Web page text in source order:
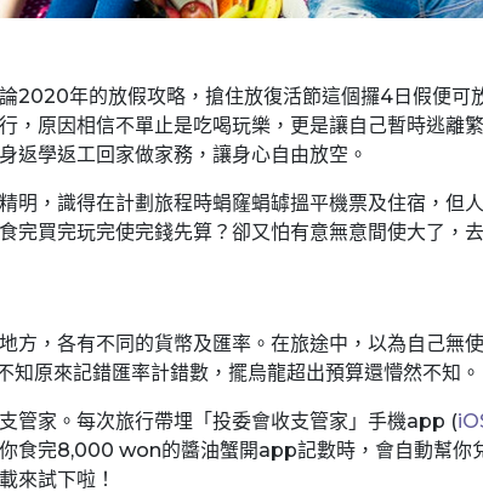
2020年的放假攻略，搶住放復活節這個攞4日假便可
，原因相信不單止是吃喝玩樂，更是讓自己暫時逃離
返學返工回家做家務，讓身心自由放空。
明，識得在計劃旅程時蜎窿蜎罅搵平機票及住宿，但
完買完玩完使完錢先算？卻又怕有意無意間使大了，
方，各有不同的貨幣及匯率。在旅途中，以為自己無
原來記錯匯率計錯數，擺烏龍超出預算還懵然不知。
管家。每次旅行帶埋「投委會收支管家」手機app (
食完8,000 won的醬油蟹開app記數時，會自動幫你
來試下啦！